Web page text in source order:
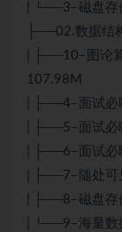
| └──3–磁盘存
├──02.数据结
| ├──10–图论
107.98M
| ├──4–面试必
| ├──5–面试必
| ├──6–面试必
| ├──7–随处可
| ├──8–磁盘存
| └──9–海量数